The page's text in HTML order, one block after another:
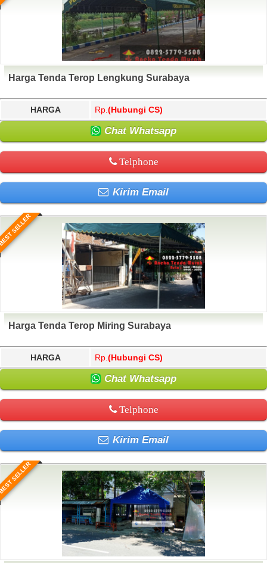
Harga Tenda Terop Lengkung Surabaya
HARGA Rp. (Hubungi CS)
Chat Whatsapp
Telphone
Kirim Email
SELLER
Harga Tenda Terop Miring Surabaya
HARGA Rp. (Hubungi CS)
Chat Whatsapp
Telphone
Kirim Email
SELLER